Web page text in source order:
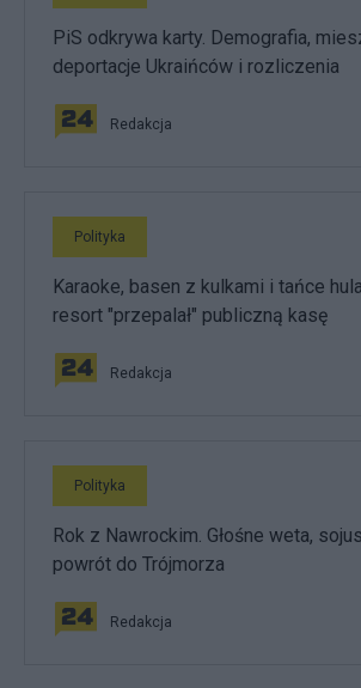
PiS odkrywa karty. Demografia,
deportacje Ukraińców i rozliczenia
Redakcja
Polityka
Karaoke, basen z kulkami i tańce
resort "przepalał" publiczną kasę
Redakcja
Polityka
Rok z Nawrockim. Głośne weta,
powrót do Trójmorza
Redakcja